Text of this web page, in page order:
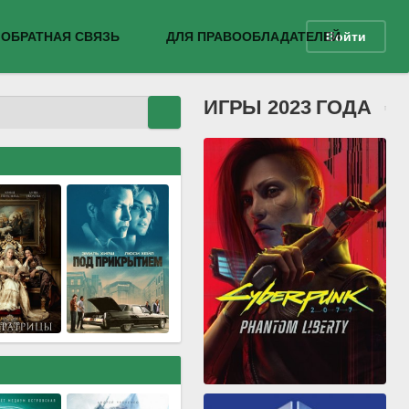
ОБРАТНАЯ СВЯЗЬ ДЛЯ ПРАВООБЛАДАТЕЛЕЙВойти
ИГРЫ 2023 ГОДА